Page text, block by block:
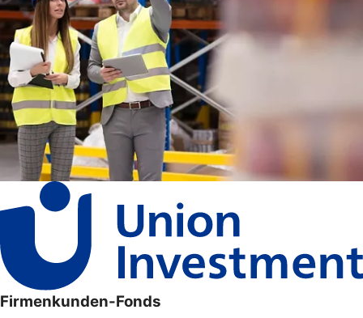
Firmenkunden-Fonds